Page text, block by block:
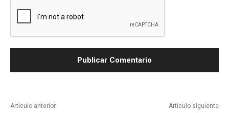
Artículo anterior Artículo siguiente